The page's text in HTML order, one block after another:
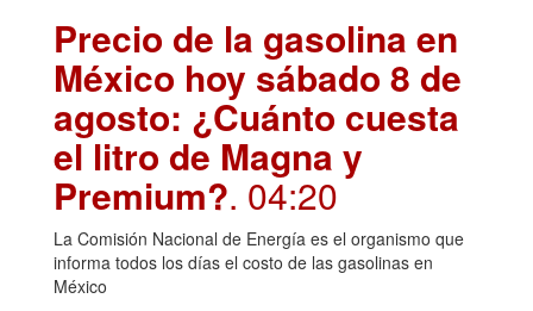
Precio de la gasolina en
México hoy sábado 8 de
agosto: ¿Cuánto cuesta
el litro de Magna y
Premium?. 04:20
La Comisión Nacional de Energía es el organismo que
informa todos los días el costo de las gasolinas en
México